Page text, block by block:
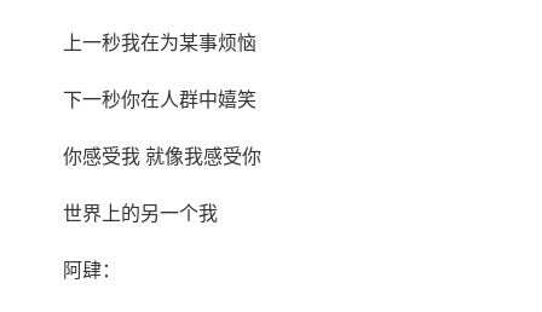
上一秒我在为某事烦恼
下一秒你在人群中嬉笑
你感受我 就像我感受你
世界上的另一个我
阿肆：